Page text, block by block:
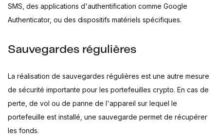
SMS, des applications d'authentification comme Google
Authenticator, ou des dispositifs matériels spécifiques.
Sauvegardes régulières
La réalisation de sauvegardes régulières est une autre mesure
de sécurité importante pour les portefeuilles crypto. En cas de
perte, de vol ou de panne de l'appareil sur lequel le
portefeuille est installé, une sauvegarde permet de récupérer
les fonds.